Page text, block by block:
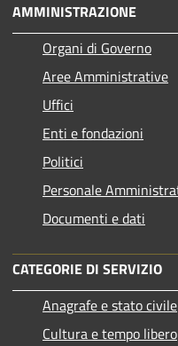
AMMINISTRAZIONE
Organi di Governo
Aree Amministrative
Uffici
Enti e fondazioni
Politici
Personale
Documenti e dati
CATEGORIE DI SERVIZIO
Anagrafe e stato civile
Cultura e tempo libero